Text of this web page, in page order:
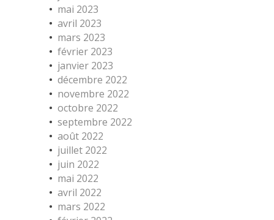
mai 2023
avril 2023
mars 2023
février 2023
janvier 2023
décembre 2022
novembre 2022
octobre 2022
septembre 2022
août 2022
juillet 2022
juin 2022
mai 2022
avril 2022
mars 2022